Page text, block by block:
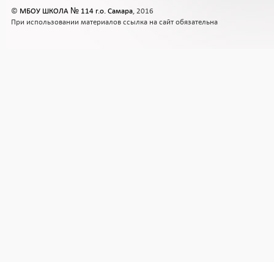
© МБОУ ШКОЛА № 114 г.о. Самара, 2016
При использовании материалов ссылка на сайт обязательна